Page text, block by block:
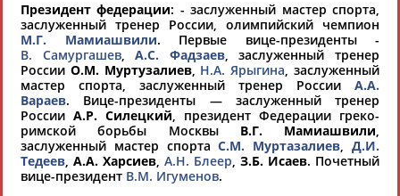
Федерация спортивной борьбы России
(ФСБР)
119992, г. Москва, Лужнецкая наб., 8, ком.
Тел.: (495) 725-47-41 (приемная президента)
т/ф: (495) 725-46-21, 247-01-01 (приемная
Президент федерации: - заслуженный мастер спорта,
заслуженный тренер России, олимпийский чемпион
М.Г. Мамиашвили. Первые вице-президенты -
В. Самургашев,А.С. Фадзаев, заслуженный тренер
России О.М. Муртузалиев, Н.А. Ярыгина, заслуженный
мастер спорта, заслуженный тренер России А.А.
Вараев. Вице-президенты — заслуженный тренер
России А.Р. Силецкий, президент Федерации греко-
римской борьбы Москвы В.Г. Мамиашвили,
заслуженный мастер спортаС.М. Муртазалиев,Д.И.
Тедеев, А.А. Харсиев, А.Н. Блеер, З.Б. Исаев. Почетный
вице-президент В.М. Игуменов.